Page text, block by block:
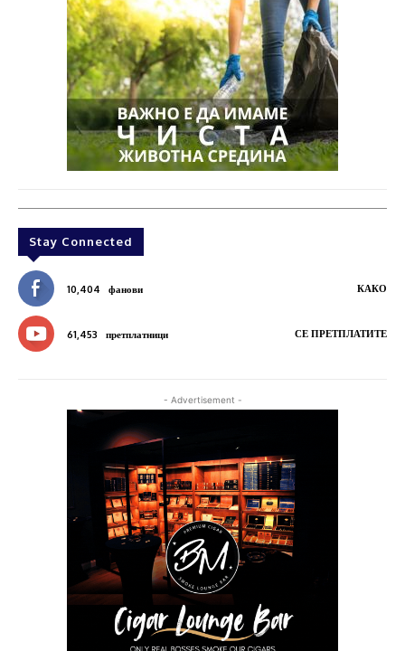
Stay Connected
10,404 фанови КАКО
61,453 претплатници СЕ ПРЕТПЛАТИТЕ
- Advertisement -